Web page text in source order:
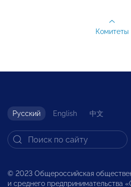
Комитеты
Русский English 中文
© 2023 Общероссийская
и среднего